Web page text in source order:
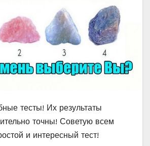
тесты! Их результаты
точны! Советую всем
и интересный тест!